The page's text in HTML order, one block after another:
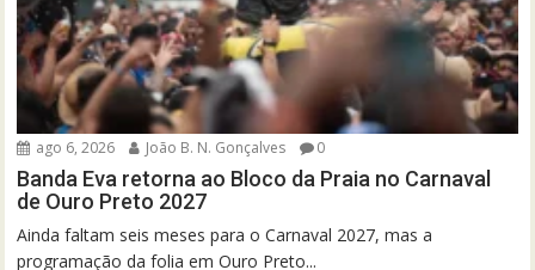
ago 6, 2026 João B. N. Gonçalves 0
Banda Eva retorna ao Bloco da Praia no Carnaval
de Ouro Preto 2027
Ainda faltam seis meses para o Carnaval 2027, mas a
programação da folia em Ouro Preto...